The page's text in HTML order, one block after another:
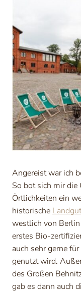
Angereist war ich
So bot sich mir
Örtlichkeiten ein
historische
westlich von
erstes Bio-
auch sehr gerne
genutzt wird.
des Großen
gab es dann auch